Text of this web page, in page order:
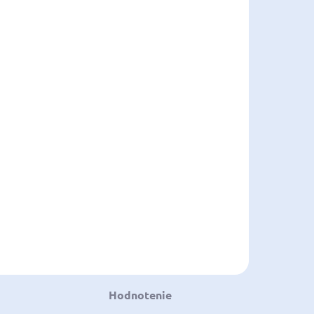
Hodnotenie